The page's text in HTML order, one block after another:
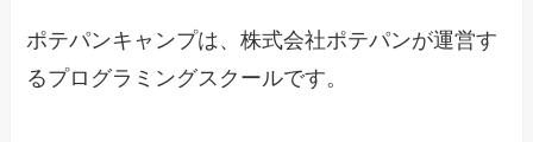
ポテパンキャンプは、株式会社ポテパンが運営す
るプログラミングスクールです。